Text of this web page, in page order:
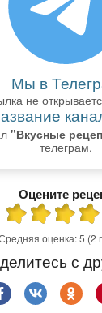
Мы в
не
"Вкусные
телеграм.
Оцените
оценка:5 (2
с